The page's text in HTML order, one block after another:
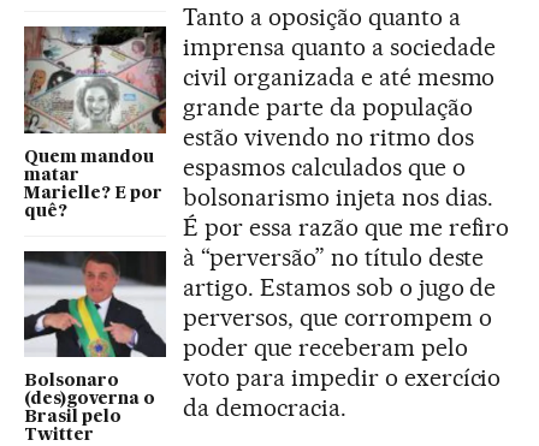
Quem mandou
matar
Marielle? E por
quê?
Bolsonaro
(des)governa o
Brasil pelo
Twitter
Tanto a oposição quanto a
imprensa quanto a sociedade
civil organizada e até mesmo
grande parte da população
estão vivendo no ritmo dos
espasmos calculados que o
bolsonarismo injeta nos dias.
É por essa razão que me refiro
à “perversão” no título deste
artigo. Estamos sob o jugo de
perversos, que corrompem o
poder que receberam pelo
voto para impedir o exercício
da democracia.